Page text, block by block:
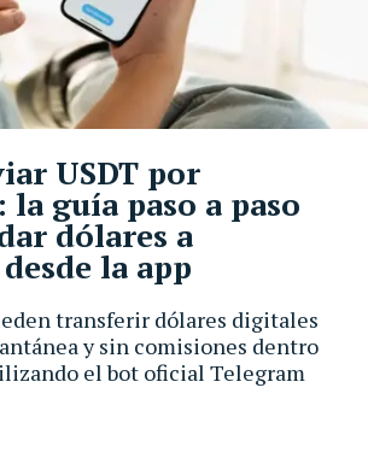
transferir dólares digitales
y sin comisiones dentro
el bot oficial Telegram
USDT por
guía paso a paso
dólares a
la app